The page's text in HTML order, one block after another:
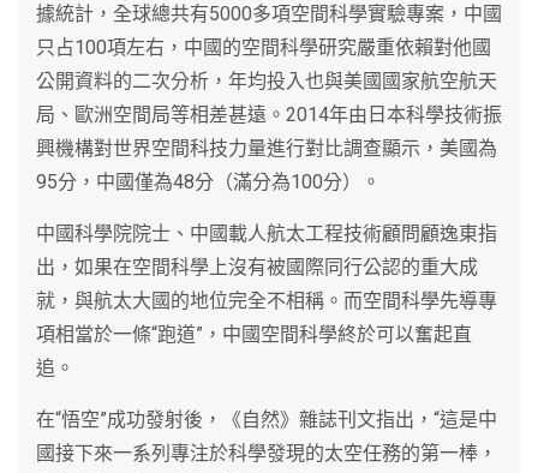
據統計，全球總共有5000多項空間科學實驗專案，中國
只占100項左右，中國的空間科學研究嚴重依賴對他國
公開資料的二次分析，年均投入也與美國國家航空航天
局、歐洲空間局等相差甚遠。2014年由日本科學技術振
興機構對世界空間科技力量進行對比調查顯示，美國為
95分，中國僅為48分（滿分為100分）。
中國科學院院士、中國載人航太工程技術顧問顧逸東指
出，如果在空間科學上沒有被國際同行公認的重大成
就，與航太大國的地位完全不相稱。而空間科學先導專
項相當於一條“跑道”，中國空間科學終於可以奮起直
追。
在“悟空”成功發射後，《自然》雜誌刊文指出，“這是中
國接下來一系列專注於科學發現的太空任務的第一棒，